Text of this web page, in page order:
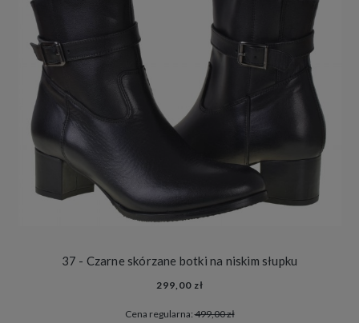
37 - Czarne skórzane botki na niskim słupku
299,00 zł
Cena regularna:499,00 zł